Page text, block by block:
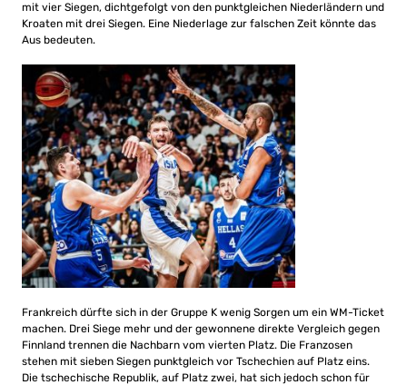
mit vier Siegen, dichtgefolgt von den punktgleichen Niederländern und
Kroaten mit drei Siegen. Eine Niederlage zur falschen Zeit könnte das
Aus bedeuten.
Frankreich dürfte sich in der Gruppe K wenig Sorgen um ein WM-Ticket
machen. Drei Siege mehr und der gewonnene direkte Vergleich gegen
Finnland trennen die Nachbarn vom vierten Platz. Die Franzosen
stehen mit sieben Siegen punktgleich vor Tschechien auf Platz eins.
Die tschechische Republik, auf Platz zwei, hat sich jedoch schon für